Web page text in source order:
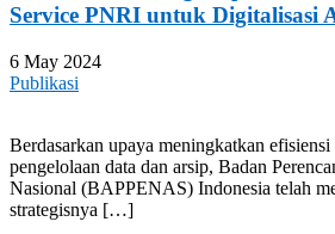
Service PNRI untuk Digitalisasi
6 May 2024
Publikasi
Berdasarkan upaya meningkatkan
pengelolaan data dan arsip, Badan
Nasional (BAPPENAS) Indonesia telah
strategisnya […]